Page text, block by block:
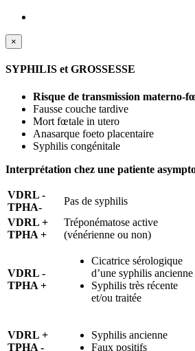
×
SYPHILIS et GROSSESSE
Risque de transmission materno-
Fausse couche tardive
Mort fœtale in utero
Anasarque foeto placentaire
Syphilis congénitale
Interprétation chez une patiente
VDRL -
TPHA-
Pas de syphilis
VDRL +
TPHA +
Tréponématose active
(vénérienne ou non)
VDRL -
TPHA +
Cicatrice sérologique
d’une syphilis ancienne
Syphilis très récente
et/ou traitée
VDRL +
TPHA -
Syphilis ancienne
Faux positifs